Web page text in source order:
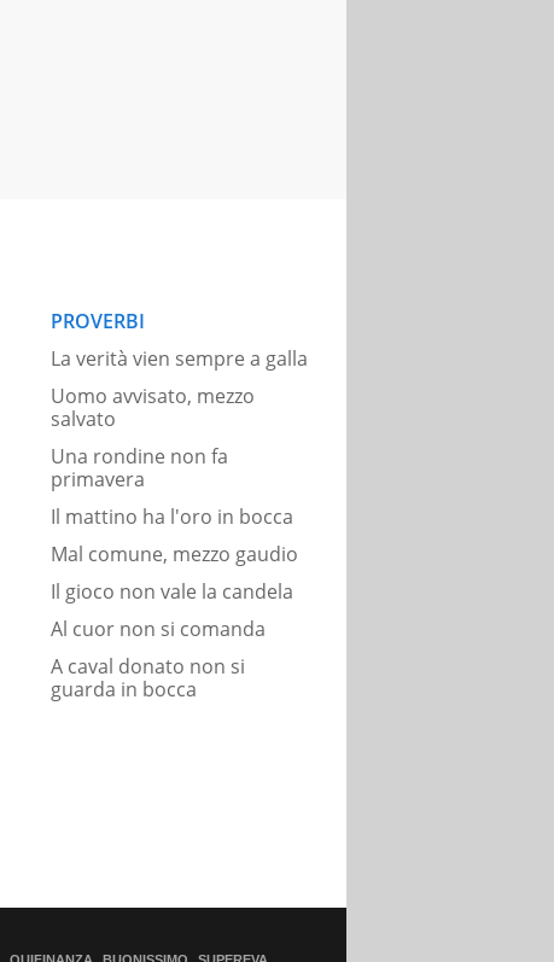
PROVERBI
La verità vien sempre a galla
Uomo avvisato, mezzo
salvato
Una rondine non fa
primavera
Il mattino ha l'oro in bocca
Mal comune, mezzo gaudio
Il gioco non vale la candela
Al cuor non si comanda
A caval donato non si
guarda in bocca